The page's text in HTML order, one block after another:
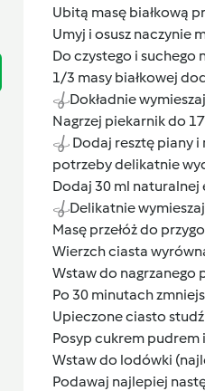
Ubitą masę białkową
Umyj i osusz naczynie
Do czystego i suchego
1/3 masy białkowej
Dokładnie
Nagrzej piekarnik do
Dodaj resztę piany i
potrzeby delikatnie
Dodaj 30 ml naturalnej
Delikatnie
Masę przełóż do
Wierzch ciasta
Wstaw do nagrzanego
Po 30 minutach
Upieczone ciasto
Posyp cukrem pudrem
Wstaw do lodówki
Podawaj najlepiej